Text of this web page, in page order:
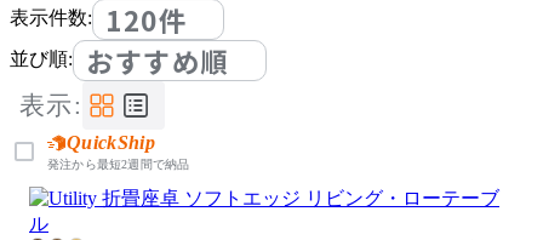
表示件数:
120件
並び順: おすすめ順
表示:
QuickShip
発注から最短2週間で納品